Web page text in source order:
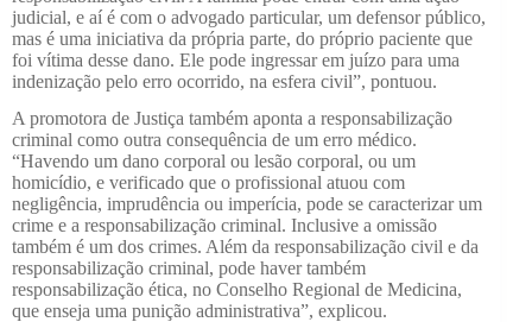
judicial, e aí é com o advogado particular, um defensor público,
mas é uma iniciativa da própria parte, do próprio paciente que
foi vítima desse dano. Ele pode ingressar em juízo para uma
indenização pelo erro ocorrido, na esfera civil”, pontuou.
A promotora de Justiça também aponta a responsabilização
criminal como outra consequência de um erro médico.
“Havendo um dano corporal ou lesão corporal, ou um
homicídio, e verificado que o profissional atuou com
negligência, imprudência ou imperícia, pode se caracterizar um
crime e a responsabilização criminal. Inclusive a omissão
também é um dos crimes. Além da responsabilização civil e da
responsabilização criminal, pode haver também
responsabilização ética, no Conselho Regional de Medicina,
que enseja uma punição administrativa”, explicou.